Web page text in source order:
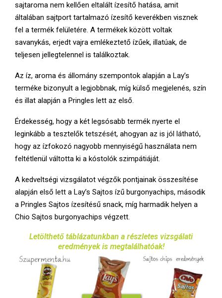
sajtaroma nem kellően eltalált ízesítő hatása, amit
általában sajtport tartalmazó ízesítő keverékben visznek
fel a termék felületére. A termékek között voltak
savanykás, erjedt vajra emlékeztető ízűek, illatúak, de
teljesen jellegtelennel is találkoztak.
Az íz, aroma és állomány szempontok alapján a Lay’s
terméke bizonyult a legjobbnak, míg külső megjelenés, szín
és illat alapján a Pringles lett az első.
Érdekesség, hogy a két legsósabb termék nyerte el
leginkább a tesztelők tetszését, ahogyan az is jól látható,
hogy az ízfokozó nagyobb mennyiségű használata nem
feltétlenül váltotta ki a kóstolók szimpátiáját.
A kedveltségi vizsgálatot végzők pontjainak összesítése
alapján első lett a Lay’s Sajtos ízű burgonyachips, második
a Pringles Sajtos ízesítésű snack, míg harmadik helyen a
Chio Sajtos burgonyachips végzett.
Letölthető táblázatunkban a részletes vizsgálati
eredmények is megtalálhatóak!